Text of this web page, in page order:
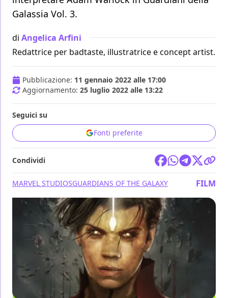
Galassia Vol. 3.
di Angelica Arfini
Redattrice per badtaste, illustratrice e concept artist.
Pubblicazione: 11 gennaio 2022 alle 17:00
Aggiornamento: 25 luglio 2022 alle 13:22
Seguici su
Fonti preferite
Condividi
MARVEL STUDIOSGUARDIANS OF THE GALAXY FILM